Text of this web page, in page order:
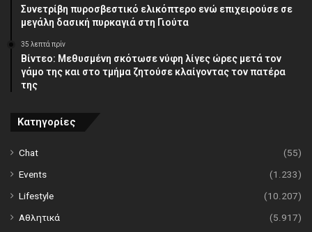
Συνετρίβη πυροσβεστικό ελικόπτερο ενώ επιχειρούσε σε
μεγάλη δασική πυρκαγιά στη Γιούτα
35 λεπτά πρίν
Βίντεο: Μεθυσμένη σκότωσε νύφη λίγες ώρες μετά τον
γάμο της και στο τμήμα ζητούσε κλαίγοντας τον πατέρα
της
Κατηγορίες
Chat
(55)
Events
(1.233)
Lifestyle
(10.207)
Αθλητικά
(5.917)